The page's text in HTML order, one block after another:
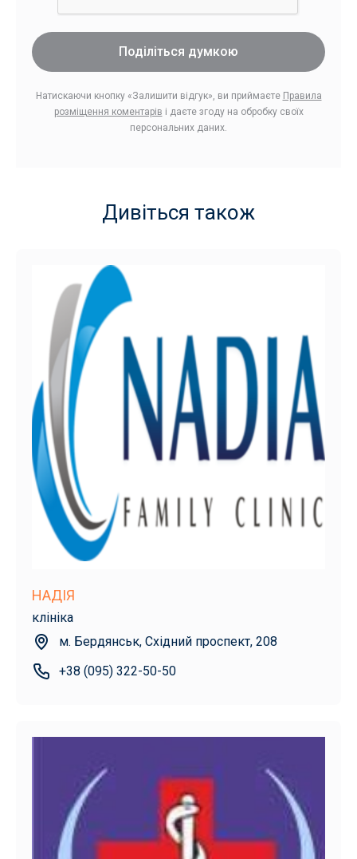
Поділіться думкою
Натискаючи кнопку «Залишити відгук», ви приймаєте Правила
розміщення коментарів і даєте згоду на обробку своїх
персональних даних.
Дивіться також
НАДІЯ
клініка
м. Бердянськ, Східний проспект, 208
+38 (095) 322-50-50